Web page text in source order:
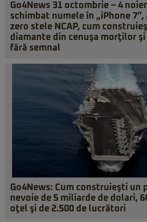
Go4News 31 octombrie – 4
schimbat numele în „iPhone
zero stele NCAP, cum
diamante din cenuşa morţilor
fără semnal
Go4News: Cum construieşti un
nevoie de 5 miliarde de dolari,
oţel şi de 2.500 de lucrători